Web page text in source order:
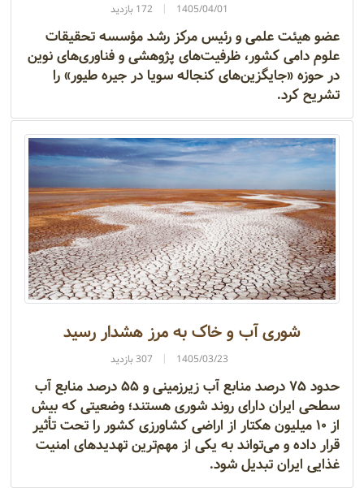
1405/04/01 172 بازدید
عضو هیئت علمی و رئیس مرکز رشد مؤسسه تحقیقات
علوم دامی کشور، ظرفیت‌های پژوهشی و فناوری‌های نوین
در حوزه «جایگزین‌های کنجاله سویا در جیره طیور» را
تشریح کرد.
شوری آب و خاک به مرز هشدار رسید
1405/03/23 307 بازدید
حدود ۷۵ درصد منابع آب زیرزمینی و ۵۵ درصد منابع آب
سطحی ایران دارای روند شوری هستند؛ وضعیتی که بیش
از ۱۰ میلیون هکتار از اراضی کشاورزی کشور را تحت تأثیر
قرار داده و می‌تواند به یکی از مهم‌ترین تهدیدهای امنیت
غذایی ایران تبدیل شود.